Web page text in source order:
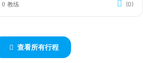
教练 (0)
查看所有行程